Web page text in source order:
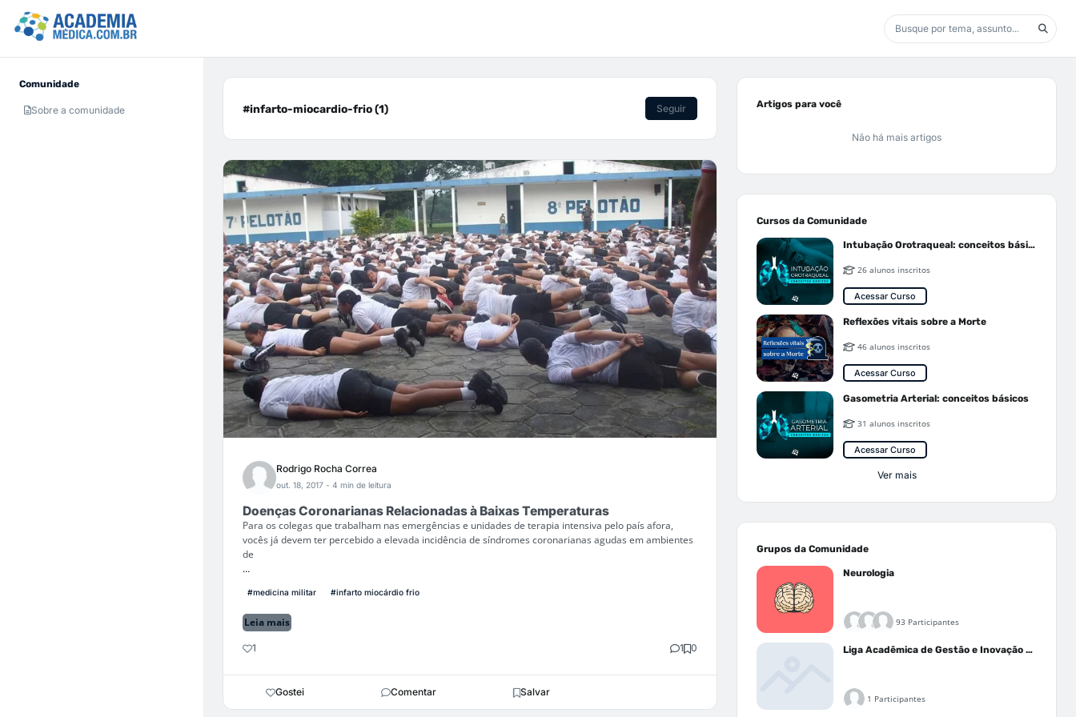
Comunidade
Sobre a comunidade #infarto-miocardio-frio (1) Seguir
Rodrigo Rocha Correa
out. 18, 2017 - 4 min de leitura
Doenças Coronarianas Relacionadas à Baixas Temperaturas
Para os colegas que trabalham nas emergências e unidades de terapia intensiva pelo país afora,
vocês já devem ter percebido a elevada incidência de síndromes coronarianas agudas em ambientes
de
...
#medicina militar #infarto miocárdio frio
Leia mais
1 1 0
Gostei Comentar Salvar
Artigos para você
Não há mais artigos
Cursos da Comunidade
Intubação Orotraqueal: conceitos básicos
26 alunos inscritos
Acessar Curso
Reflexões vitais sobre a Morte
46 alunos inscritos
Acessar Curso
Gasometria Arterial: conceitos básicos
31 alunos inscritos
Acessar Curso
Ver mais
Grupos da Comunidade
Neurologia
93 Participantes
Liga Acadêmica de Gestão e Inovação Médica - LAGIM
1 Participantes